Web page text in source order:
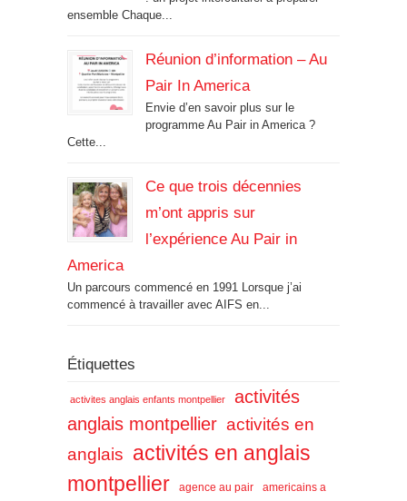
ensemble Chaque...
Réunion d’information – Au
Pair In America
Envie d’en savoir plus sur le
programme Au Pair in America ?
Cette...
Ce que trois décennies
m’ont appris sur
l’expérience Au Pair in
America
Un parcours commencé en 1991 Lorsque j’ai
commencé à travailler avec AIFS en...
Étiquettes
activites anglais enfants montpellier
activités
anglais montpellier activités en
anglais activités en anglais
montpellier
agence au pair americains a